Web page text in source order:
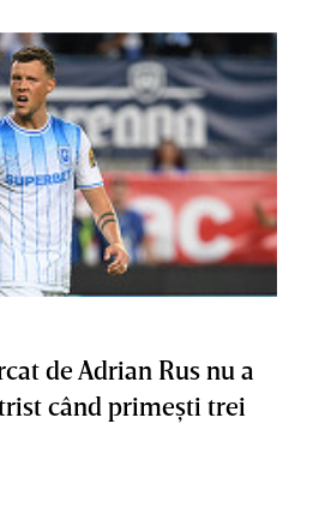
de Adrian Rus nu a
când primeşti trei